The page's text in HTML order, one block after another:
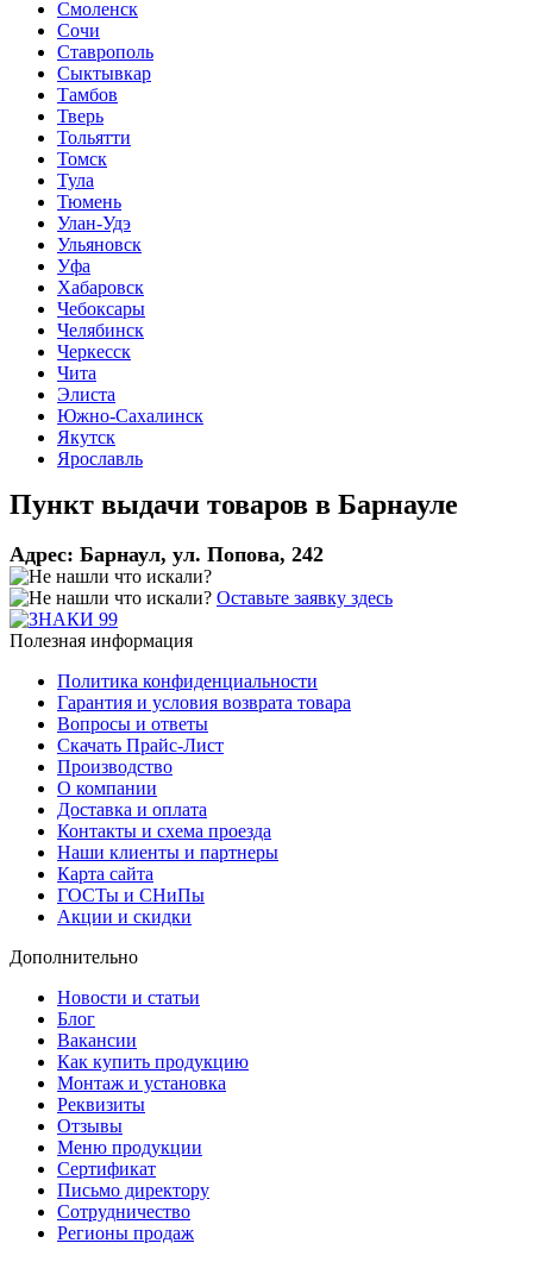
Смоленск
Сочи
Ставрополь
Сыктывкар
Тамбов
Тверь
Тольятти
Томск
Тула
Тюмень
Улан-Удэ
Ульяновск
Уфа
Хабаровск
Чебоксары
Челябинск
Черкесск
Чита
Элиста
Южно-Сахалинск
Якутск
Ярославль
Пункт выдачи товаров в Барнауле
Адрес: Барнаул, ул. Попова, 242
Оставьте заявку здесь
Полезная информация
Политика конфиденциальности
Гарантия и условия возврата товара
Вопросы и ответы
Скачать Прайс-Лист
Производство
О компании
Доставка и оплата
Контакты и схема проезда
Наши клиенты и партнеры
Карта сайта
ГОСТы и СНиПы
Акции и скидки
Дополнительно
Новости и статьи
Блог
Вакансии
Как купить продукцию
Монтаж и установка
Реквизиты
Отзывы
Меню продукции
Сертификат
Письмо директору
Сотрудничество
Регионы продаж